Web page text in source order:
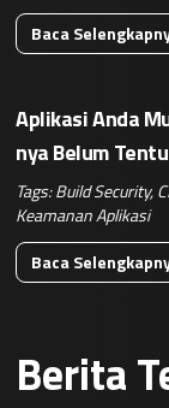
Baca
Aplikasi Anda
nya Belum
Tags:Build Security,
Keamanan Aplikasi
Baca
Berita